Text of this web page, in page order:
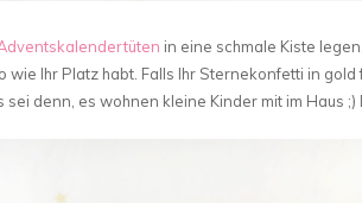
in eine schmale Kiste
wie Ihr Platz habt. Falls Ihr Sternekonfetti in
sei denn, es wohnen kleine Kinder mit im Haus